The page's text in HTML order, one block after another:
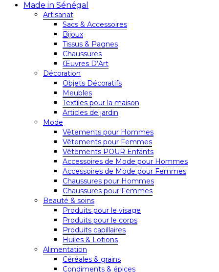
Made in Sénégal
Artisanat
Sacs & Accessoires
Bijoux
Tissus & Pagnes
Chaussures
Œuvres D’Art
Décoration
Objets Décoratifs
Meubles
Textiles pour la maison
Articles de jardin
Mode
Vêtements pour Hommes
Vêtements pour Femmes
Vêtements POUR Enfants
Accessoires de Mode pour Hommes
Accessoires de Mode pour Femmes
Chaussures pour Hommes
Chaussures pour Femmes
Beauté & soins
Produits pour le visage
Produits pour le corps
Produits capillaires
Huiles & Lotions
Alimentation
Céréales & grains
Condiments & épices